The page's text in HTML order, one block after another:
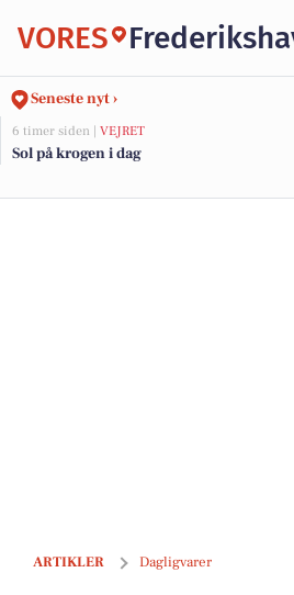
VORES
Seneste nyt ›
6 timer siden | VEJRET
Sol på krogen i dag
ARTIKLER Dagligvarer
Coop skiveost til 22 kr. og Spier PS